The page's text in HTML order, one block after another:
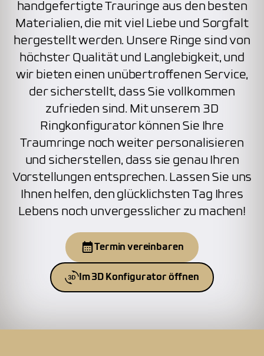
handgefertigte Trauringe aus den besten
Materialien, die mit viel Liebe und Sorgfalt
hergestellt werden. Unsere Ringe sind von
höchster Qualität und Langlebigkeit, und
wir bieten einen unübertroffenen Service,
der sicherstellt, dass Sie vollkommen
zufrieden sind. Mit unserem 3D
Ringkonfigurator können Sie Ihre
Traumringe noch weiter personalisieren
und sicherstellen, dass sie genau Ihren
Vorstellungen entsprechen. Lassen Sie uns
Ihnen helfen, den glücklichsten Tag Ihres
Lebens noch unvergesslicher zu machen!
Termin vereinbaren
Im 3D Konfigurator öffnen